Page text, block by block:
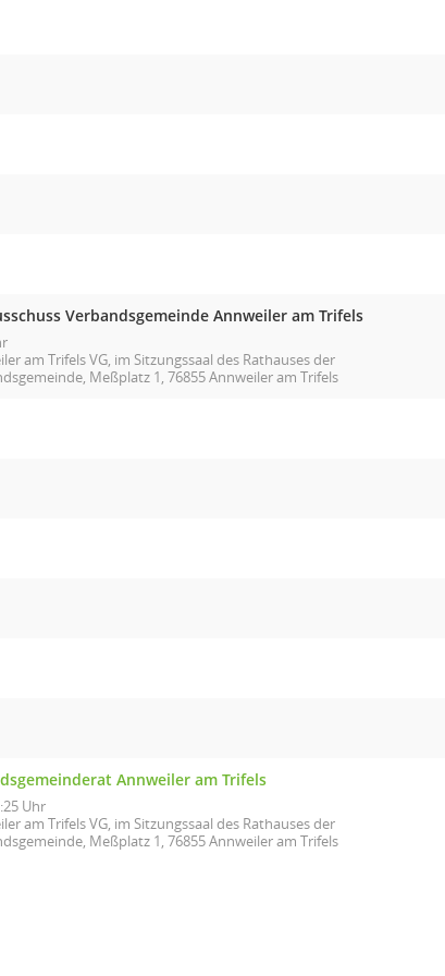
Verbandsgemeinde Annweiler am Trifels
am Trifels VG, im Sitzungssaal des Rathauses der
Meßplatz 1, 76855 Annweiler am Trifels
Annweiler am Trifels
Uhr
am Trifels VG, im Sitzungssaal des Rathauses der
Meßplatz 1, 76855 Annweiler am Trifels